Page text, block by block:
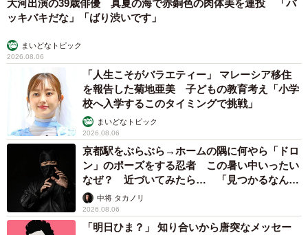
大河出演の39歳俳優 真夏の海で赤銅色の肉体美を連投 「バ
ッキバキだな」「ばり渋いです」
まいどなトピック
2026.08.06
「人生こそがバラエティー」 マレーシア移住
を報告した菊地亜美 子どもの教育考え「小学
校へ入学するこのタイミングで挑戦」
まいどなトピック
2026.08.06
京都駅をぶらぶら→ホームの隅に何やら「ドロ
ン」のポーズをする忍者 この暑い中いったい
なぜ？ 近づいてみたら… 「見つかるなんて
未熟」中将 タカノリ
2026.08.06
「明日ひま？」 知り合いから唐突なメッセー